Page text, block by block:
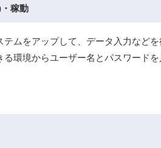
稼動
ムをアップして、データ入力などを
環境からユーザー名とパスワード